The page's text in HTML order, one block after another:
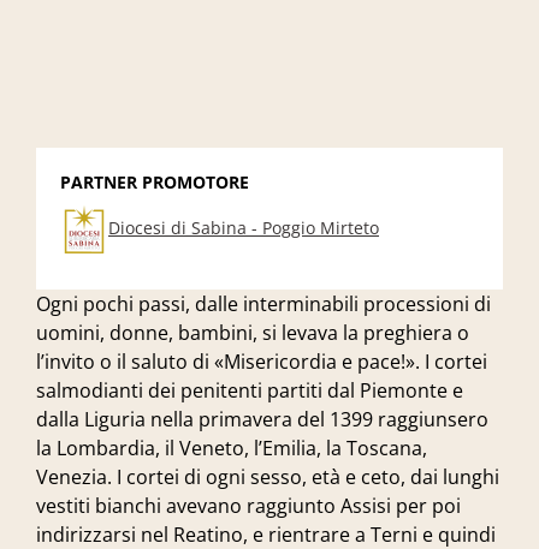
Ogni pochi passi, dalle interminabili processioni di
uomini, donne, bambini, si levava la preghiera o
l’invito o il saluto di «Misericordia e pace!». I cortei
salmodianti dei penitenti partiti dal Piemonte e
dalla Liguria nella primavera del 1399 raggiunsero
la Lombardia, il Veneto, l’Emilia, la Toscana,
Venezia. I cortei di ogni sesso, età e ceto, dai lunghi
vestiti bianchi avevano raggiunto Assisi per poi
indirizzarsi nel Reatino, e rientrare a Terni e quindi
PARTNER PROMOTORE
Diocesi di Sabina - Poggio Mirteto